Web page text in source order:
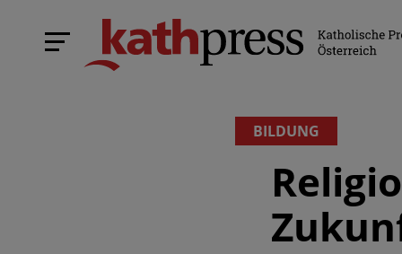
BILDUNG